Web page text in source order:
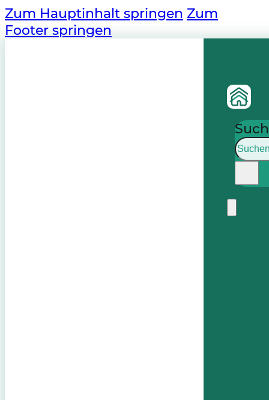
Zum Hauptinhalt springen Zum
Footer springen